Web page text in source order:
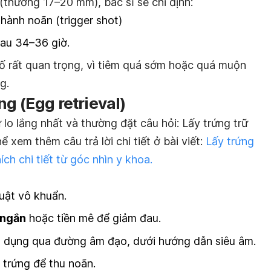
noãn (trigger shot)
34–36 giờ.
rất quan trọng, vì tiêm quá sớm hoặc quá muộn
(Egg retrieval)
lắng nhất và thường đặt câu hỏi: Lấy trứng trữ
xem thêm câu trả lời chi tiết ở bài viết: Lấy trứng
chi tiết từ góc nhìn y khoa.
vô khuẩn.
hoặc tiền mê để giảm đau.
qua đường âm đạo, dưới hướng dẫn siêu âm.
để thu noãn.